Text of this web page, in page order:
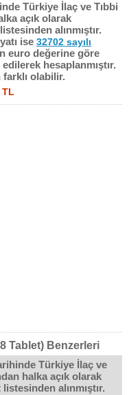
Türkiye İlaç ve Tıbbi
açık olarak
alınmıştır.
ise 32702 sayılı
euro değerine göre
hesaplanmıştır.
farklı olabilir.
TL
Tablet) Benzerleri
Türkiye İlaç ve
halka açık olarak
alınmıştır.